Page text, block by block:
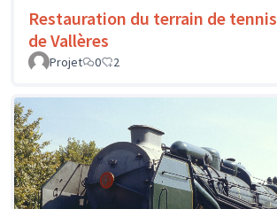
Restauration du terrain de tennis
de Vallères
Projet
0 2